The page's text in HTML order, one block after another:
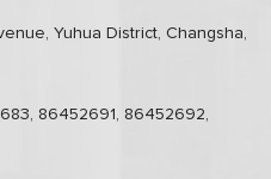
Yuhua District, Changsha,
86452691, 86452692,